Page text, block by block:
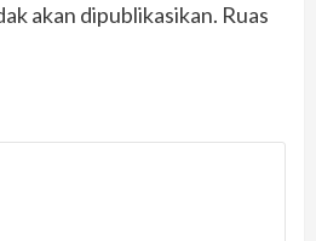
akan dipublikasikan. Ruas